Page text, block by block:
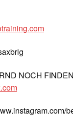
NOCH FINDEN